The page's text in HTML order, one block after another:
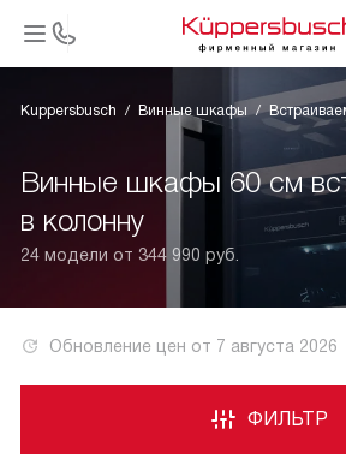
Kuppersbusch Винные шкафы
Винные шкафы 60 см
в колонну
24 модели от 344 990 руб.
Обновление цен от 7 августа 2026
ФИЛЬТР